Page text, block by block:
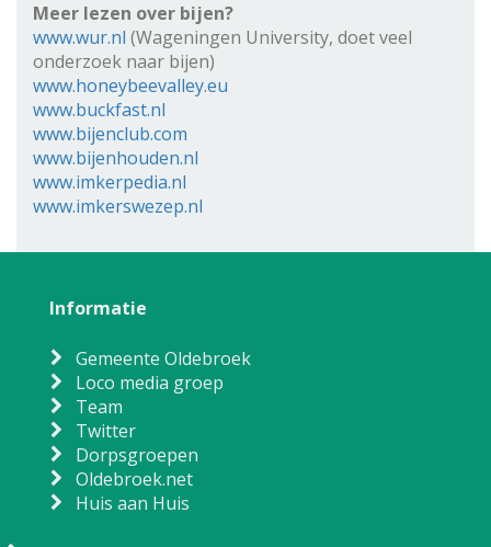
Meer lezen over bijen?
www.wur.nl (Wageningen University, doet veel
onderzoek naar bijen)
www.honeybeevalley.eu
www.buckfast.nl
www.bijenclub.com
www.bijenhouden.nl
www.imkerpedia.nl
www.imkerswezep.nl
Informatie
Gemeente Oldebroek
Loco media groep
Team
Twitter
Dorpsgroepen
Oldebroek.net
Huis aan Huis